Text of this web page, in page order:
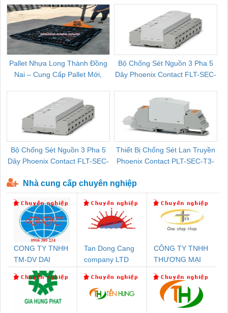
Pallet Nhựa Long Thành Đồng
Nai – Cung Cấp Pallet Mới,
Bộ Chống Sét Nguồn 3 Pha 5
Dây Phoenix Contact FLT-SEC-
Bộ Chống Sét Nguồn 3 Pha 5
Dây Phoenix Contact FLT-SEC-
Thiết Bị Chống Sét Lan Truyền
Phoenix Contact PLT-SEC-T3-
Nhà cung cấp chuyên nghiệp
CONG TY TNHH
TM-DV DAI
DONG THANH
Tan Dong Cang
company LTD
CÔNG TY TNHH
THƯƠNG MẠI
NAM